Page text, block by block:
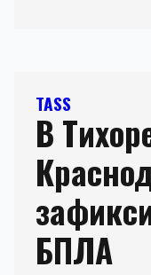
TASS
В
БПЛА